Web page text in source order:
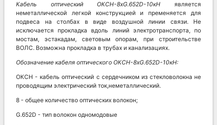
Кабель оптическийОКСН-8хG.652D-10кН является
неметаллической легкой конструкцией и пременяется для
подвеса на столбах в виде воздушной линии связи. Не
исключается прокладка вдоль линий электротранспорта, по
мостам, эстакадам, световым опорам, при строительстве
ВОЛС. Возможна прокладка в трубах и канализациях.
Обозначение кабеля оптического ОКСН-8хG.652D-10кН:
ОКСН - кабель оптический с сердечником из стекловолокна не
проводящим электрический ток,неметаллический.
8 - общее количество оптических волокон;
G.652D - тип волокон одномодовые